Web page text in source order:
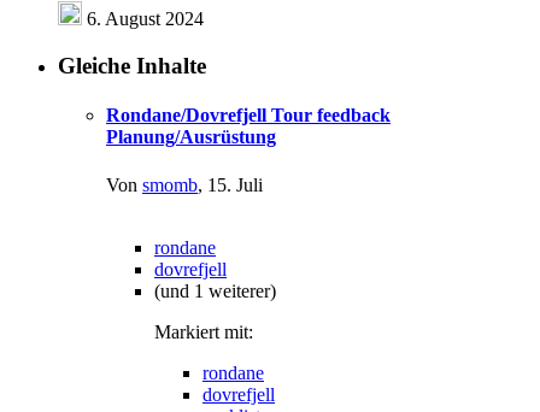
6. August 2024
Gleiche Inhalte
Rondane/Dovrefjell Tour feedback
Planung/Ausrüstung
Von smomb, 15. Juli
rondane
dovrefjell
(und 1 weiterer)
Markiert mit:
rondane
dovrefjell